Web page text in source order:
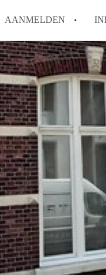
AANMELDEN